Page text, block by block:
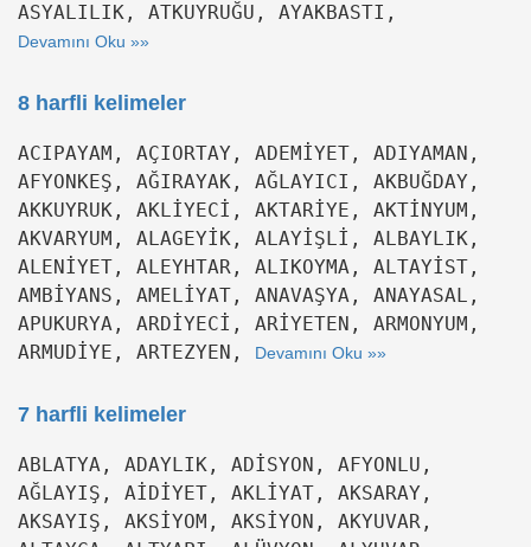
ASYALILIK, ATKUYRUĞU, AYAKBASTI,
Devamını Oku »»
8 harfli kelimeler
ACIPAYAM, AÇIORTAY, ADEMİYET, ADIYAMAN,
AFYONKEŞ, AĞIRAYAK, AĞLAYICI, AKBUĞDAY,
AKKUYRUK, AKLİYECİ, AKTARİYE, AKTİNYUM,
AKVARYUM, ALAGEYİK, ALAYİŞLİ, ALBAYLIK,
ALENİYET, ALEYHTAR, ALIKOYMA, ALTAYİST,
AMBİYANS, AMELİYAT, ANAVAŞYA, ANAYASAL,
APUKURYA, ARDİYECİ, ARİYETEN, ARMONYUM,
ARMUDİYE, ARTEZYEN,
Devamını Oku »»
7 harfli kelimeler
ABLATYA, ADAYLIK, ADİSYON, AFYONLU,
AĞLAYIŞ, AİDİYET, AKLİYAT, AKSARAY,
AKSAYIŞ, AKSİYOM, AKSİYON, AKYUVAR,